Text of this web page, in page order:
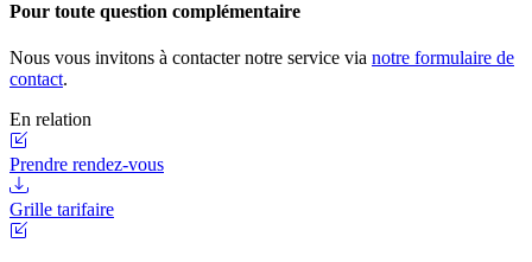
Pour toute question complémentaire
Nous vous invitons à contacter notre service via notre formulaire de
contact.
En relation
Prendre rendez-vous
Grille tarifaire